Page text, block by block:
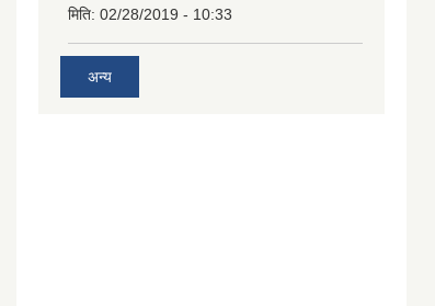
मिति: 02/28/2019 - 10:33
अन्य